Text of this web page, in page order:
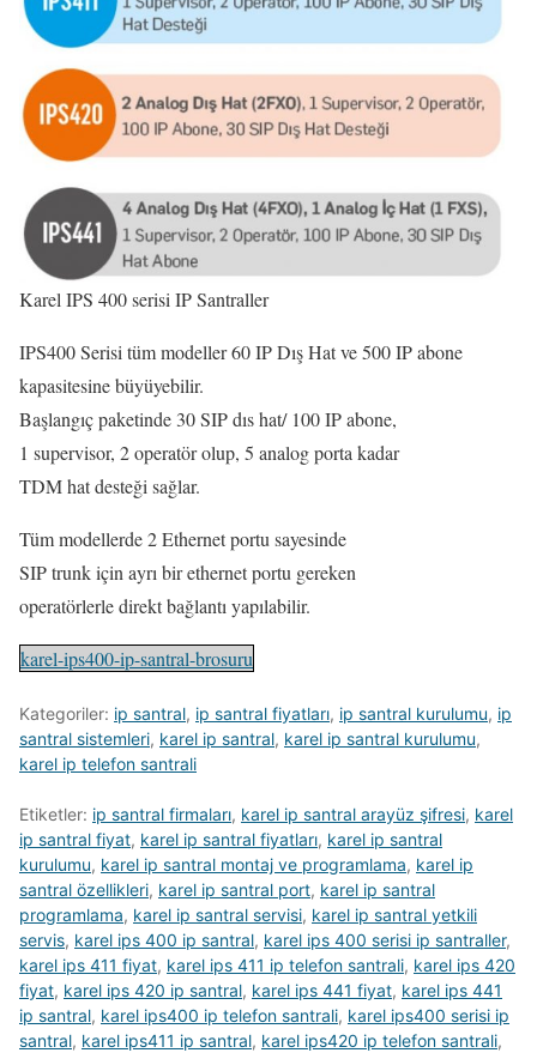
Karel IPS 400 serisi IP Santraller
IPS400 Serisi tüm modeller 60 IP Dış Hat ve 500 IP abone
kapasitesine büyüyebilir.
Başlangıç paketinde 30 SIP dıs hat/ 100 IP abone,
1 supervisor, 2 operatör olup, 5 analog porta kadar
TDM hat desteği sağlar.
Tüm modellerde 2 Ethernet portu sayesinde
SIP trunk için ayrı bir ethernet portu gereken
operatörlerle direkt bağlantı yapılabilir.
karel-ips400-ip-santral-brosuru
Kategoriler: ip santral, ip santral fiyatları, ip santral kurulumu, ip
santral sistemleri, karel ip santral, karel ip santral kurulumu,
karel ip telefon santrali
Etiketler: ip santral firmaları, karel ip santral arayüz şifresi, karel
ip santral fiyat, karel ip santral fiyatları, karel ip santral
kurulumu, karel ip santral montaj ve programlama, karel ip
santral özellikleri, karel ip santral port, karel ip santral
programlama, karel ip santral servisi, karel ip santral yetkili
servis, karel ips 400 ip santral, karel ips 400 serisi ip santraller,
karel ips 411 fiyat, karel ips 411 ip telefon santrali, karel ips 420
fiyat, karel ips 420 ip santral, karel ips 441 fiyat, karel ips 441
ip santral, karel ips400 ip telefon santrali, karel ips400 serisi ip
santral, karel ips411 ip santral, karel ips420 ip telefon santrali,